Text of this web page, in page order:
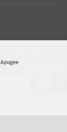
Apogee